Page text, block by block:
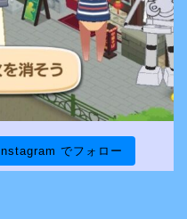
Instagram でフォロー